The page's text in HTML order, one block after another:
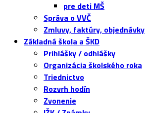
pre deti MŠ
Správa o VVČ
Zmluvy, faktúry, objednávky
Základná škola a ŠKD
Prihlášky / odhlášky
Organizácia školského roka
Triednictvo
Rozvrh hodín
Zvonenie